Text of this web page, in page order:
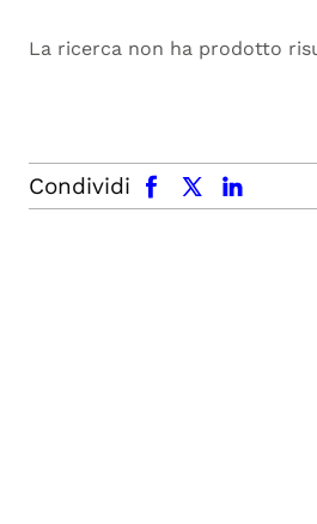
La ricerca non ha prodotto
Condividi
facebook x.com linkedin